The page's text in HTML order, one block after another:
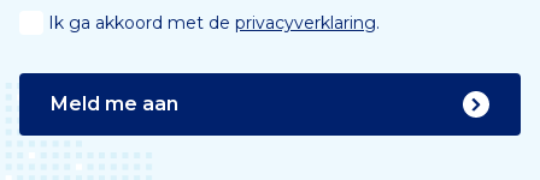
Ik ga akkoord met de privacyverklaring.
Meld me aan